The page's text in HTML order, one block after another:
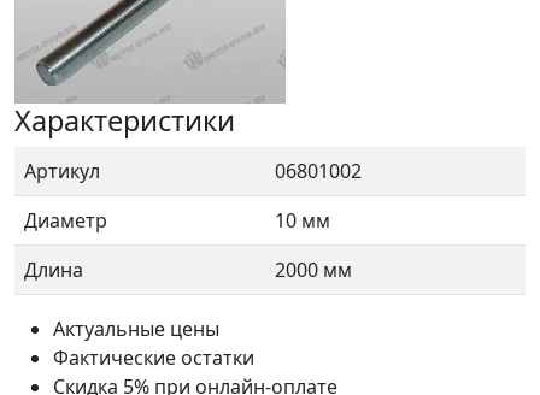
Характеристики
Артикул
06801002
Диаметр
10 мм
Длина
2000 мм
Актуальные цены
Фактические остатки
Скидка 5% при онлайн-оплате